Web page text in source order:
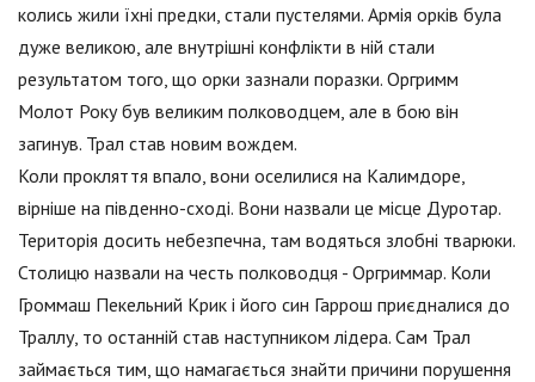
колись жили їхні предки, стали пустелями. Армія орків була
дуже великою, але внутрішні конфлікти в ній стали
результатом того, що орки зазнали поразки. Оргримм
Молот Року був великим полководцем, але в бою він
загинув. Трал став новим вождем.
Коли прокляття впало, вони оселилися на Калимдоре,
вірніше на південно-сході. Вони назвали це місце Дуротар.
Територія досить небезпечна, там водяться злобні тварюки.
Столицю назвали на честь полководця - Оргриммар. Коли
Громмаш Пекельний Крик і його син Гаррош приєдналися до
Траллу, то останній став наступником лідера. Сам Трал
займається тим, що намагається знайти причини порушення